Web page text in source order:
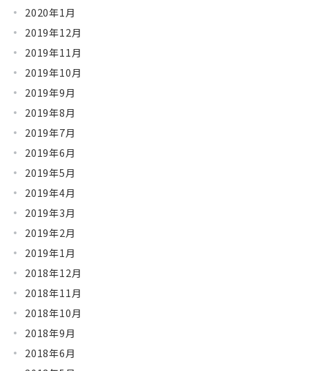
2020年1月
2019年12月
2019年11月
2019年10月
2019年9月
2019年8月
2019年7月
2019年6月
2019年5月
2019年4月
2019年3月
2019年2月
2019年1月
2018年12月
2018年11月
2018年10月
2018年9月
2018年6月